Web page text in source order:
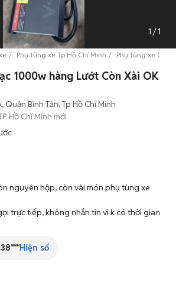
1 /1
Phụ tùng xe Tp Hồ Chí Minh Phụ tùng xe
1000w hàng Lướt Còn Xài OK
Quận Bình Tân, Tp Hồ Chí Minh
Hồ Chí Minh mới
nguyên hộp, còn vài món phụ tùng xe
trực tiếp, không nhắn tin vì k có thời gian
Hiện số